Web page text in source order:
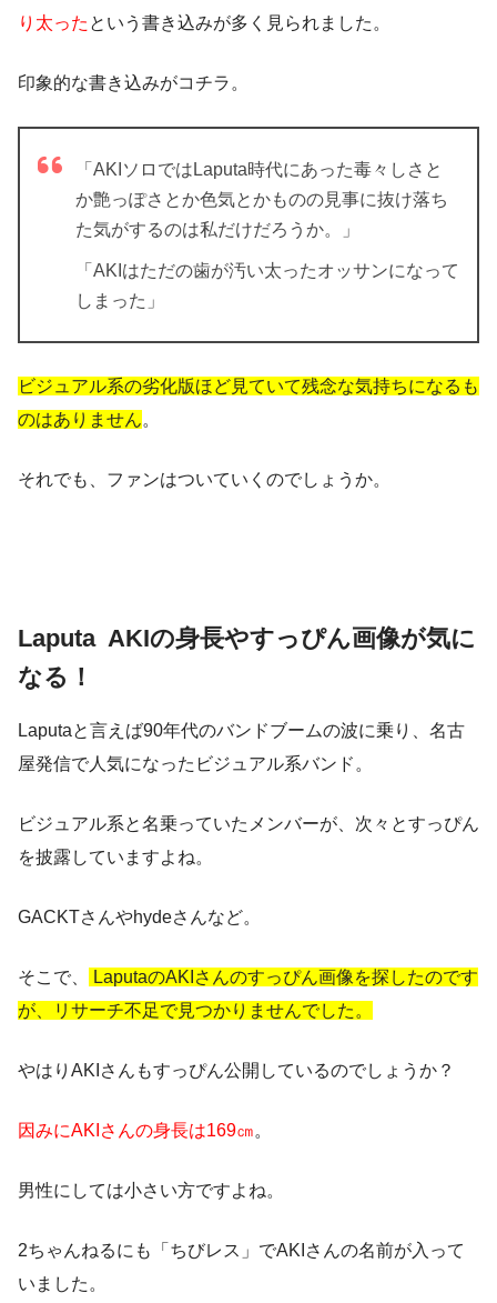
り太った という書き込みが多く見られました。
印象的な書き込みがコチラ。
「AKIソロではLaputa時代にあった毒々しさと
か艶っぽさとか色気とかものの見事に抜け落ち
た気がするのは私だけだろうか。」
「AKIはただの歯が汚い太ったオッサンになって
しまった」
ビジュアル系の劣化版ほど見ていて残念な気持ちになるも
のはありません。
それでも、ファンはついていくのでしょうか。
Laputa AKIの身長やすっぴん画像が気に
なる！
Laputaと言えば90年代のバンドブームの波に乗り、名古
屋発信で人気になったビジュアル系バンド。
ビジュアル系と名乗っていたメンバーが、次々とすっぴん
を披露していますよね。
GACKTさんやhydeさんなど。
そこで、
LaputaのAKIさんのすっぴん画像を探したのです
が、リサーチ不足で見つかりませんでした。
やはりAKIさんもすっぴん公開しているのでしょうか？
因みにAKIさんの身長は169㎝。
男性にしては小さい方ですよね。
2ちゃんねるにも「ちびレス」でAKIさんの名前が入って
いました。